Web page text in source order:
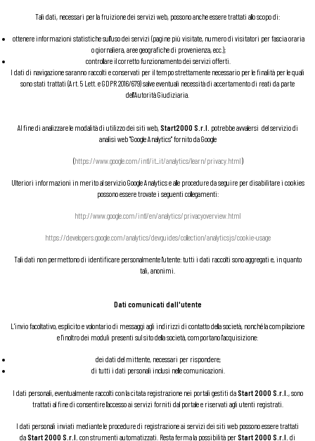
Tali dati, necessari per la fruizione dei servizi web, possono anche essere trattati allo scopo di:
ottenere informazioni statistiche sull'uso dei servizi (pagine più visitate, numero di visitatori per fascia oraria
o giornaliera, aree geografiche di provenienza, ecc.);
controllare il corretto funzionamento dei servizi offerti.
I dati di navigazione saranno raccolti e conservati per il tempo strettamente necessario per le finalità per le quali
sono stati trattati (Art. 5 Lett. e GDPR 2016/679) salve eventuali necessità di accertamento di reati da parte
dell'Autorità Giudiziaria.
Al fine di analizzare le modalità di utilizzo dei siti web,Start2000 S.r.l. potrebbe avvalersi del servizio di
analisi web "Google Analytics" fornito da Google
(https://www.google.com/intl/it_it/analytics/learn/privacy.html)
Ulteriori informazioni in merito al servizio Google Analytics e alle procedure da seguire per disabilitare i cookies
possono essere trovate i seguenti collegamenti:
http://www.google.com/intl/en/analytics/privacyoverview.html
https://developers.google.com/analytics/devguides/collection/analyticsjs/cookie-usage
Tali dati non permettono di identificare personalmente l'utente: tutti i dati raccolti sono aggregati e, in quanto
tali, anonimi.
Dati comunicati dall'utente
L'invio facoltativo, esplicito e volontario di messaggi agli indirizzi di contatto della società, nonché la compilazione
e l'inoltro dei moduli presenti sul sito della società, comportano l'acquisizione:
dei dati del mittente, necessari per rispondere;
di tutti i dati personali inclusi nelle comunicazioni.
I dati personali, eventualmente raccolti con la citata registrazione nei portali gestiti daStart 2000 S.r.l. , sono
trattati al fine di consentire l’accesso ai servizi forniti dal portale e riservati agli utenti registrati.
I dati personali inviati mediante le procedure di registrazione ai servizi dei siti web possono essere trattati
daStart 2000 S.r.l. con strumenti automatizzati. Resta ferma la possibilità perStart 2000 S.r.l. di